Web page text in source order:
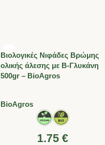
Βιολογικές Νιφάδες Βρώμης
ολικής άλεσης με Β-Γλυκάνη
500gr – BioAgros
BioAgros
1.75 €